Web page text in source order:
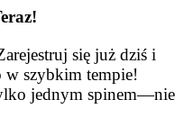
się już dziś i
w szybkim tempie!
jednym spinem—nie